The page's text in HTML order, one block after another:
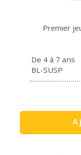
Premier
De 4 à 7 ans
BL-SUSP